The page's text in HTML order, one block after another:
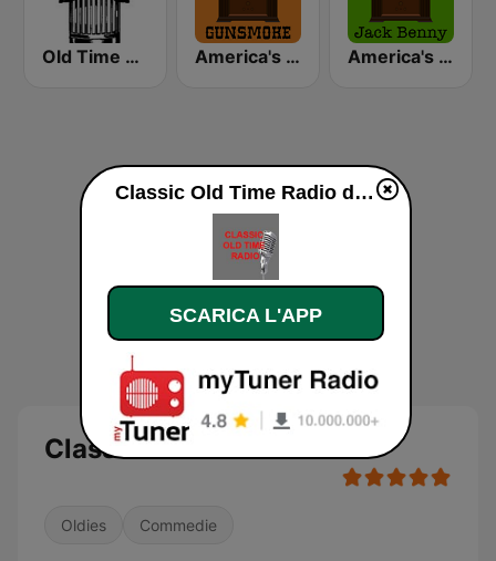
Old Time Radio America's OTR - 24/7 Gunsmoke America's OTR - 24/7 Jack Benny
Classic Old Time Radio
Oldies Commedie
Classic Old Time Radio diretta
SCARICA L'APP